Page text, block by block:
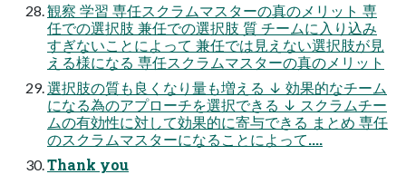
観察 学習 専任スクラムマスターの真のメリット 専
任での選択肢 兼任での選択肢 質 チームに入り込み
すぎないことによって 兼任では見えない選択肢が見
える様になる 専任スクラムマスターの真のメリット
選択肢の質も良くなり量も増える ↓ 効果的なチーム
になる為のアプローチを選択できる ↓ スクラムチー
ムの有効性に対して効果的に寄与できる まとめ 専任
のスクラムマスターになることによって....
Thank you